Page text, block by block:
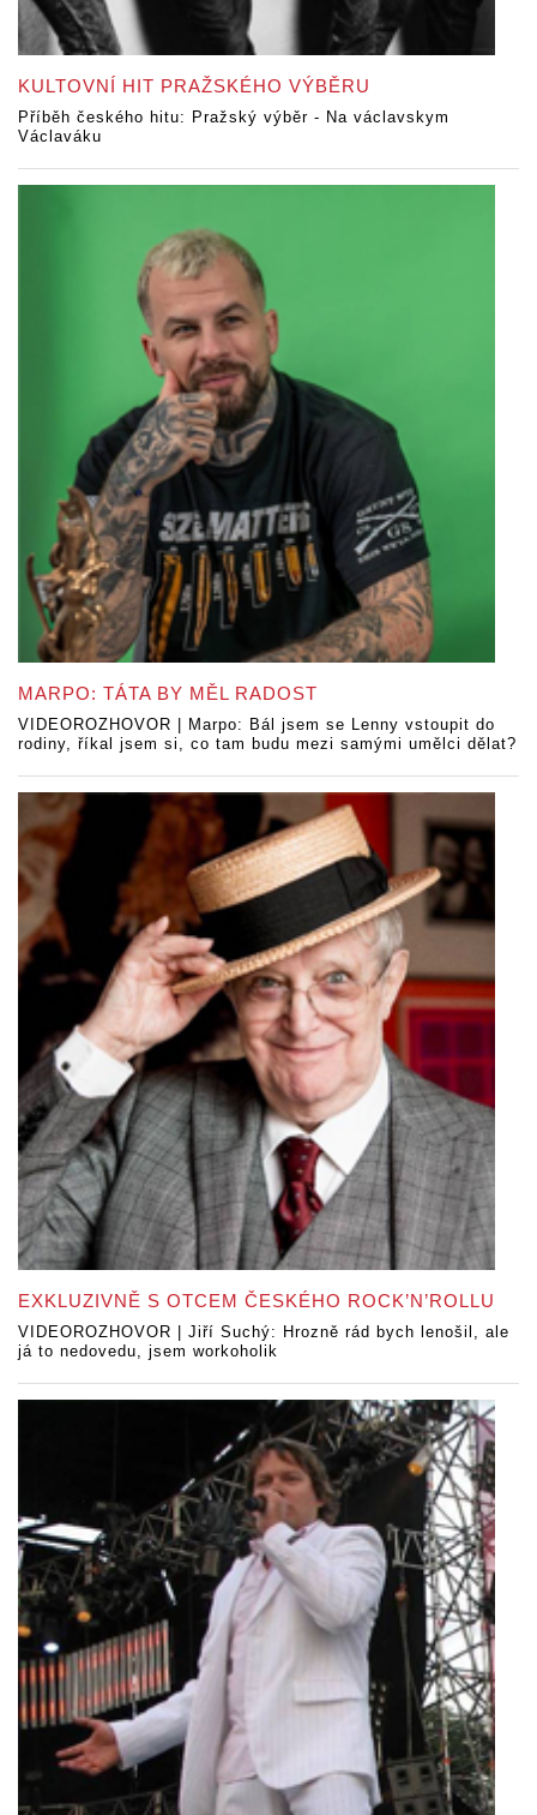
KULTOVNÍ HIT PRAŽSKÉHO VÝBĚRU
Příběh českého hitu: Pražský výběr - Na václavskym
Václaváku
MARPO: TÁTA BY MĚL RADOST
VIDEOROZHOVOR | Marpo: Bál jsem se Lenny vstoupit do
rodiny, říkal jsem si, co tam budu mezi samými umělci dělat?
EXKLUZIVNĚ S OTCEM ČESKÉHO ROCK’N’ROLLU
VIDEOROZHOVOR | Jiří Suchý: Hrozně rád bych lenošil, ale
já to nedovedu, jsem workoholik